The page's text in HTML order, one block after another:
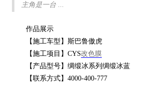
主角是一台 ...
作品展示
【施工车型】斯巴鲁傲虎
【施工项目】CYS改色膜
【产品型号】绸缎冰系列绸缎冰蓝
【联系方式】4000-400-777